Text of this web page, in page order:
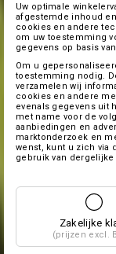
Uw optimale
afgestemde inhoud
cookies en andere
om uw toestemming
gegevens op basis
Om u
toestemming nodig.
verzamelen wij
cookies en andere
evenals gegevens uit
met name voor de
aanbiedingen en
marktonderzoek en
wenst, kunt u zich via
gebruik van
Zakelijke
(prijzen excl.